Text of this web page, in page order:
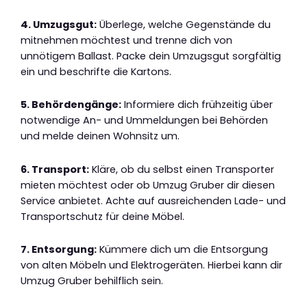
4. Umzugsgut: Überlege, welche Gegenstände du
mitnehmen möchtest und trenne dich von
unnötigem Ballast. Packe dein Umzugsgut sorgfältig
ein und beschrifte die Kartons.
5. Behördengänge: Informiere dich frühzeitig über
notwendige An- und Ummeldungen bei Behörden
und melde deinen Wohnsitz um.
6. Transport: Kläre, ob du selbst einen Transporter
mieten möchtest oder ob Umzug Gruber dir diesen
Service anbietet. Achte auf ausreichenden Lade- und
Transportschutz für deine Möbel.
7. Entsorgung: Kümmere dich um die Entsorgung
von alten Möbeln und Elektrogeräten. Hierbei kann dir
Umzug Gruber behilflich sein.